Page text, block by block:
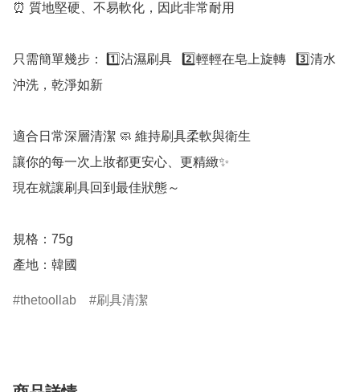
⏰ 質地堅硬、不易軟化，因此非常耐用
只需簡單幾步： 1️⃣沾濕刷具   2️⃣輕輕在皂上旋轉   3️⃣清水
沖洗，乾淨如新
適合日常深層清潔 🧼 維持刷具柔軟與衛生
讓你的每一次上妝都更安心、更精緻✨
現在就讓刷具回到最佳狀態～
規格：75g
產地：韓國
thetoollab 刷具清潔